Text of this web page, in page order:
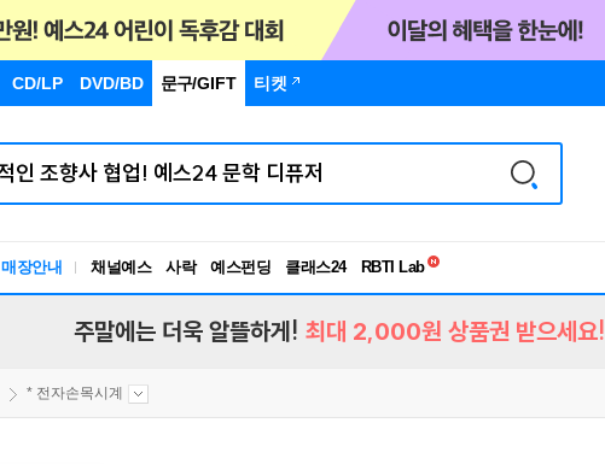
CD/LP DVD/BD 문구/GIFT 티켓
매장안내 채널예스 사락 예스펀딩 클래스24
독서유형검사
주말에는 더욱 알뜰하게! 최대 2,000원 상품권 받으세요!
* 전자손목시계